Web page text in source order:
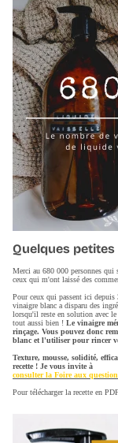
Quelques
Merci au 680 000 personnes qui
ceux qui m'ont laissé des
Pour ceux qui passent ici depuis
vinaigre blanc a disparu des
lorsqu'il reste en solution avec le
tout aussi bien ! Le vinaigre
rinçage. Vous pouvez donc
blanc et l'utiliser pour rincer
Texture, mousse, solidité,
recette ! Je vous invite à
consulter la Foire aux
Pour télécharger la recette en